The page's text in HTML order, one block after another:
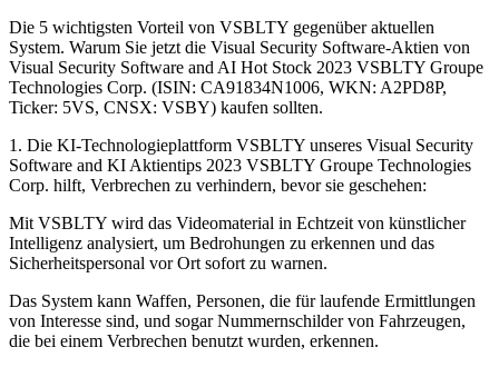
Die 5 wichtigsten Vorteil von VSBLTY gegenüber aktuellen
System. Warum Sie jetzt die Visual Security Software-Aktien von
Visual Security Software and AI Hot Stock 2023 VSBLTY Groupe
Technologies Corp. (ISIN: CA91834N1006, WKN: A2PD8P,
Ticker: 5VS, CNSX: VSBY) kaufen sollten.
1. Die KI-Technologieplattform VSBLTY unseres Visual Security
Software and KI Aktientips 2023 VSBLTY Groupe Technologies
Corp. hilft, Verbrechen zu verhindern, bevor sie geschehen:
Mit VSBLTY wird das Videomaterial in Echtzeit von künstlicher
Intelligenz analysiert, um Bedrohungen zu erkennen und das
Sicherheitspersonal vor Ort sofort zu warnen.
Das System kann Waffen, Personen, die für laufende Ermittlungen
von Interesse sind, und sogar Nummernschilder von Fahrzeugen,
die bei einem Verbrechen benutzt wurden, erkennen.